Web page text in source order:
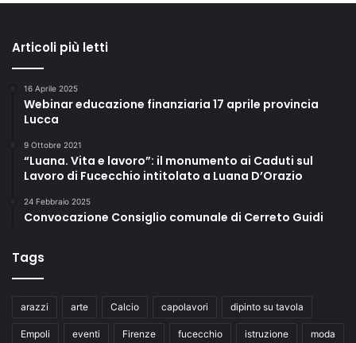
Articoli più letti
16 Aprile 2025
Webinar educazione finanziaria 17 aprile provincia
Lucca
9 Ottobre 2021
“Luana. Vita e lavoro”: il monumento ai Caduti sul
Lavoro di Fucecchio intitolato a Luana D’Orazio
24 Febbraio 2025
Convocazione Consiglio comunale di Cerreto Guidi
Tags
arazzi arte Calcio capolavori dipinto su tavola
Empoli eventi Firenze fucecchio istruzione moda